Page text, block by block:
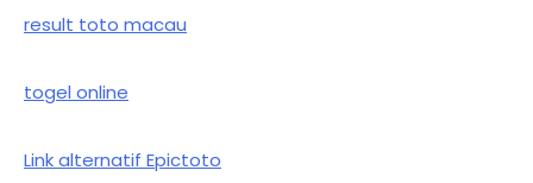
result toto macau
togel online
Link alternatif Epictoto